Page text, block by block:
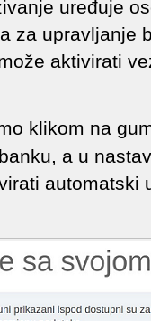
uređuje
za upravljanje
aktivirati
klikom na
a u
automatski